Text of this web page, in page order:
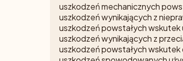
uszkodzeń mechanicznych
uszkodzeń wynikających z
uszkodzeń powstałych
uszkodzeń wynikających z
uszkodzeń powstałych wskutek